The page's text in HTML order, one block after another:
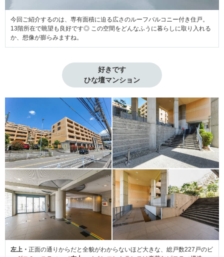
今回ご紹介するのは、専有面積に迫る広さのルーフバルコニー付き住戸。
13階所在で眺望も良好です◎ この空間をどんなふうに暮らしに取り入れる
か、想像が膨らみますね。
好きです
ひな壇マンション
左上・ 正面の通りからだと全貌がわからないほど大きな、総戸数227戸のビ